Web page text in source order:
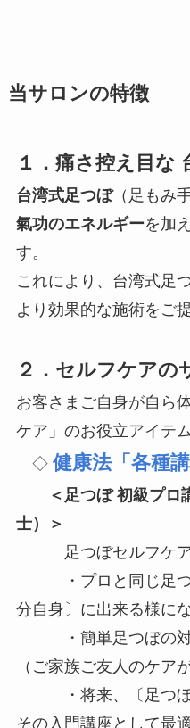
当サロンの特徴
１．痛さ控え目な
台湾式足つぼ（足もみ
氣功のエネルギーを加
す。
これにより、台湾式足
より効果的な施術をご
２．セルフケアの
お客さまご自身が自ら
ケア」のお役立アイテ
◇ 健康法「各種
＜足つぼ 初級プロ
士）＞
足つぼセルフケ
・プロと同じ足つ
分自身〕に出来る様に
・簡単足つぼの対
（ご家族ご友人のケア
・将来、〔足つぼ
その入門講座として最適